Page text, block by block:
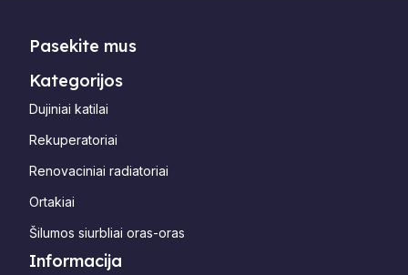
Pasekite mus
Kategorijos
Dujiniai katilai
Rekuperatoriai
Renovaciniai radiatoriai
Ortakiai
Šilumos siurbliai oras-oras
Informacija